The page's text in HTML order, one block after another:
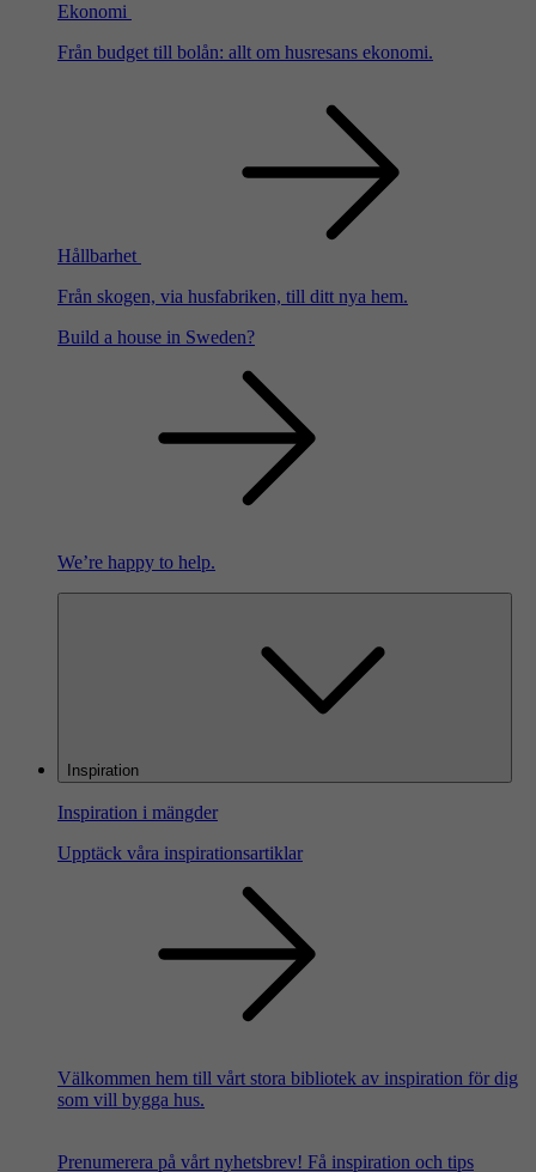
Ekonomi
Från budget till bolån: allt om husresans ekonomi.
Hållbarhet
Från skogen, via husfabriken, till ditt nya hem.
Build a house in Sweden?
We’re happy to help.
Inspiration
Inspiration i mängder
Upptäck våra inspirationsartiklar
Välkommen hem till vårt stora bibliotek av inspiration för dig
som vill bygga hus.
Prenumerera på vårt nyhetsbrev! Få inspiration och tips